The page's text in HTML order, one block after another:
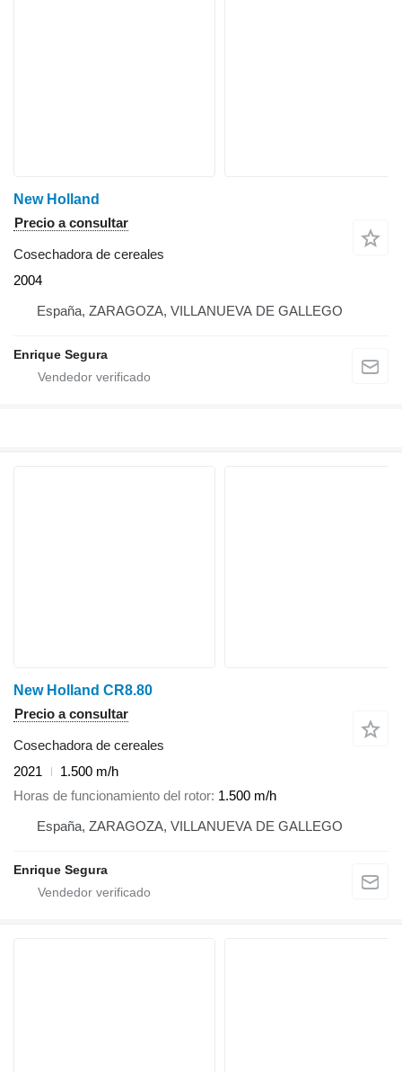
New Holland
Precio a consultar
Cosechadora de cereales
2004
España, ZARAGOZA, VILLANUEVA DE GALLEGO
Enrique Segura
New Holland CR8.80
Precio a consultar
Cosechadora de cereales
2021
1.500 m/h
Horas de funcionamiento del rotor 1.500 m/h
España, ZARAGOZA, VILLANUEVA DE GALLEGO
Enrique Segura